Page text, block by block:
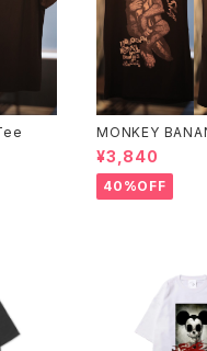
MONKEY
ーブ
¥3,840
40%OFF